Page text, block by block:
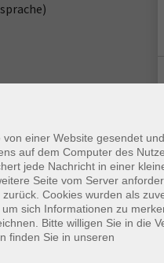
4, Osnabrück
4, Osnabrück
4, Osnabrück
einer Website gesendet
auf dem Computer des
jede Nachricht in einer
Seite vom Server
Cookies wurden als
sich Informationen zu
Bitte willigen Sie in die
finden Sie in unseren